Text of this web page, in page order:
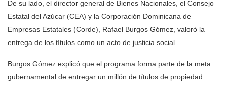
De su lado, el director general de Bienes Nacionales, el Consejo
Estatal del Azúcar (CEA) y la Corporación Dominicana de
Empresas Estatales (Corde), Rafael Burgos Gómez, valoró la
entrega de los títulos como un acto de justicia social.
Burgos Gómez explicó que el programa forma parte de la meta
gubernamental de entregar un millón de títulos de propiedad